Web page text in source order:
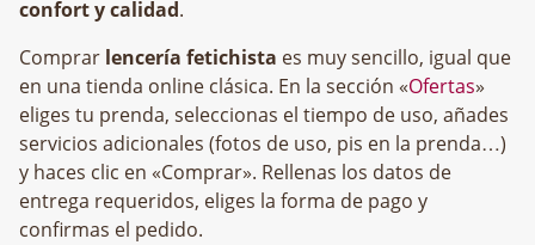
confort y calidad.
Comprar lencería fetichista es muy sencillo, igual que
en una tienda online clásica. En la sección «Ofertas»
eliges tu prenda, seleccionas el tiempo de uso, añades
servicios adicionales (fotos de uso, pis en la prenda…)
y haces clic en «Comprar». Rellenas los datos de
entrega requeridos, eliges la forma de pago y
confirmas el pedido.